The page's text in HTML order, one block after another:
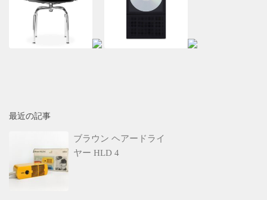
最近の記事
ブラウン ヘアードライ
ヤー HLD 4